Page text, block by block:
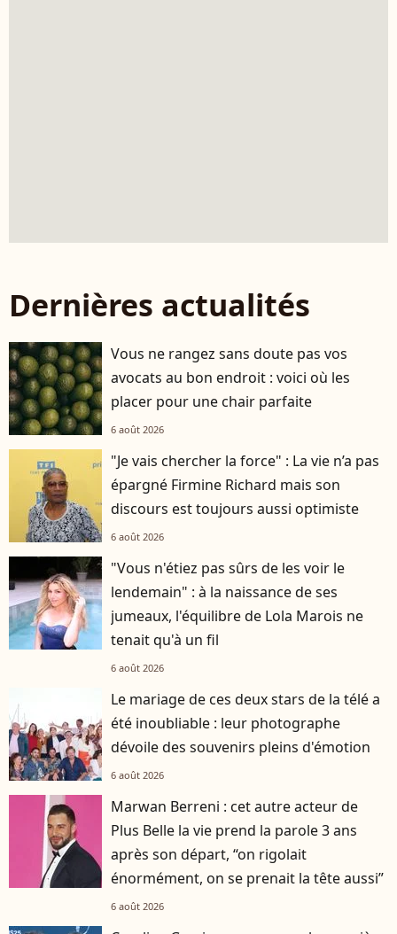
Dernières actualités
Vous ne rangez sans doute pas vos
avocats au bon endroit : voici où les
placer pour une chair parfaite
6 août 2026
"Je vais chercher la force" : La vie n’a pas
épargné Firmine Richard mais son
discours est toujours aussi optimiste
6 août 2026
"Vous n'étiez pas sûrs de les voir le
lendemain" : à la naissance de ses
jumeaux, l'équilibre de Lola Marois ne
tenait qu'à un fil
6 août 2026
Le mariage de ces deux stars de la télé a
été inoubliable : leur photographe
dévoile des souvenirs pleins d'émotion
6 août 2026
Marwan Berreni : cet autre acteur de
Plus Belle la vie prend la parole 3 ans
après son départ, “on rigolait
énormément, on se prenait la tête aussi”
6 août 2026